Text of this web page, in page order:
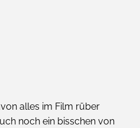
alles im Film rüber
noch ein bisschen von